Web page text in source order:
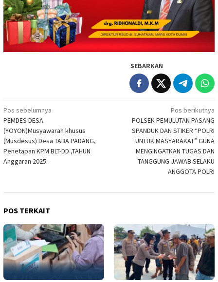
SEBARKAN
Navigasi
pos
Pos sebelumnya
PEMDES DESA
(YOYON)Musyawarah khusus
(Musdesus) Desa TABA PADANG,
Penetapan KPM BLT-DD ,TAHUN
Anggaran 2025.
Pos berikutnya
POLSEK PEMULUTAN PASANG
SPANDUK DAN STIKER “POLRI
UNTUK MASYARAKAT” GUNA
MENGINGATKAN TUGAS DAN
TANGGUNG JAWAB SELAKU
ANGGOTA POLRI
POS TERKAIT